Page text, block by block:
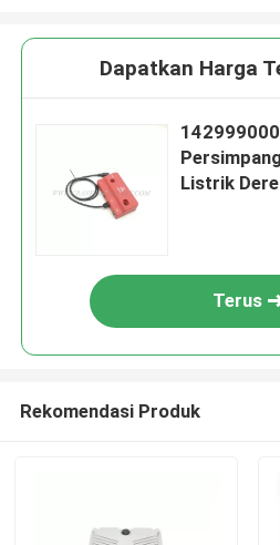
Dapatkan Harga
Listrik
Terus
Rekomendasi Produk